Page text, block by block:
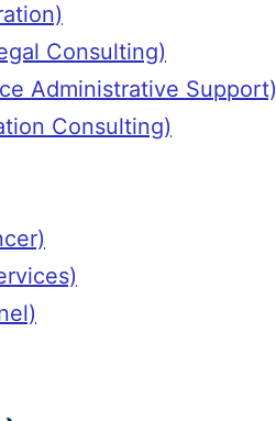
Consulting)
Administrative Support)
Consulting)